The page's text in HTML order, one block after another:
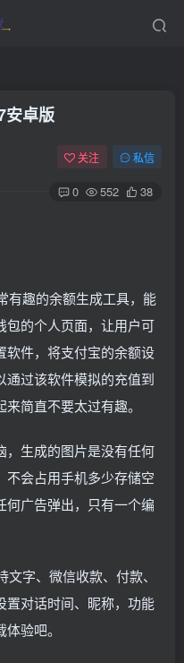
安卓版
关注 私信
0 552 38
有趣的余额生成工具，能
包的个人页面，让用户可
软件，将支付宝的余额设
通过该软件模拟的充值到
简直不要太过有趣。
，生成的图片是没有任何
不会占用手机多少存储空
何广告弹出，只有一个编
字、微信收款、付款、
置对话时间、昵称，功能
验吧。